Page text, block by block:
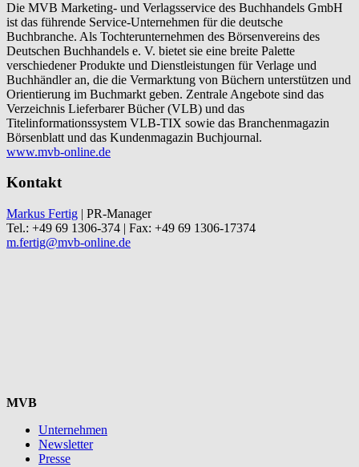
Die MVB Marketing- und Verlagsservice des Buchhandels GmbH
ist das führende Service-Unternehmen für die deutsche
Buchbranche. Als Tochterunternehmen des Börsenvereins des
Deutschen Buchhandels e. V. bietet sie eine breite Palette
verschiedener Produkte und Dienstleistungen für Verlage und
Buchhändler an, die die Vermarktung von Büchern unterstützen und
Orientierung im Buchmarkt geben. Zentrale Angebote sind das
Verzeichnis Lieferbarer Bücher (VLB) und das
Titelinformationssystem VLB-TIX sowie das Branchenmagazin
Börsenblatt und das Kundenmagazin Buchjournal.
www.mvb-online.de
Kontakt
Markus Fertig | PR-Manager
Tel.: +49 69 1306-374 | Fax: +49 69 1306-17374
m.fertig@mvb-online.de
MVB
Unternehmen
Newsletter
Presse